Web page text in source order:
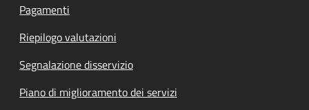
Pagamenti
Riepilogo valutazioni
Segnalazione disservizio
Piano di miglioramento dei servizi